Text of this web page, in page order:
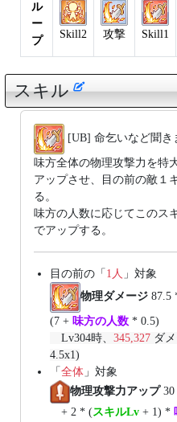
ル
ー
プ
Skill2 攻撃 Skill1
スキル
[UB] 命乞いなど聞き
味方全体の物理攻撃力を特
アップさせ、目の前の敵１
る。
味方の人数に応じてこのス
でアップする。
目の前の「 1人 」対象
物理ダメージ 87.5
(7 + 味方の人数 * 0.5)
Lv304時、 345,327 ダ
4.5x1)
「全体 」対象
物理攻撃力アップ30
+ 2 * (スキルLv + 1) *